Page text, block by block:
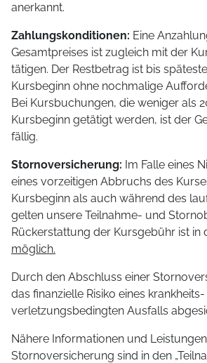
anerkannt.
Zahlungskonditionen: Eine
Gesamtpreises ist zugleich mit der
tätigen. Der Restbetrag ist bis
Kursbeginn ohne nochmalige
Bei Kursbuchungen, die weniger als
Kursbeginn getätigt werden, ist der
fällig.
Stornoversicherung: Im Falle eines
eines vorzeitigen Abbruchs des
Kursbeginn als auch während des
gelten unsere Teilnahme- und
Rückerstattung der Kursgebühr ist in
möglich.
Durch den Abschluss einer
das finanzielle Risiko eines
verletzungsbedingten Ausfalls
Nähere Informationen und
Stornoversicherung sind in den